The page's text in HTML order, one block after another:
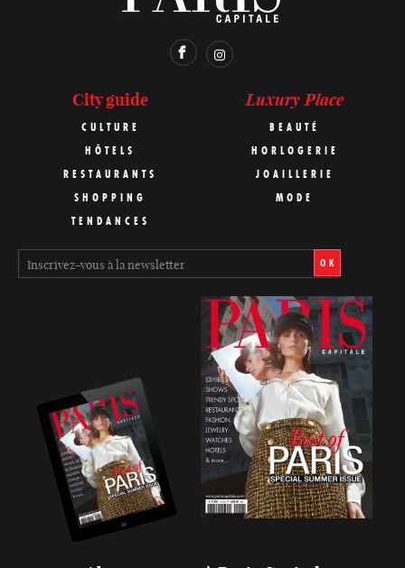
City guide
CULTURE
HÔTELS
RESTAURANTS
SHOPPING
TENDANCES
Luxury Place
BEAUTÉ
HORLOGERIE
JOAILLERIE
MODE
OK